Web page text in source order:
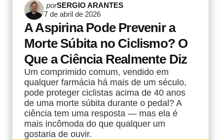
Postado
por
porSERGIO ARANTES
7 de abril de 2026
A Aspirina Pode Prevenir a
Morte Súbita no Ciclismo? O
Que a Ciência Realmente Diz
Um comprimido comum, vendido em
qualquer farmácia há mais de um século,
pode proteger ciclistas acima de 40 anos
de uma morte súbita durante o pedal? A
ciência tem uma resposta — mas ela é
mais incômoda do que qualquer um
gostaria de ouvir.